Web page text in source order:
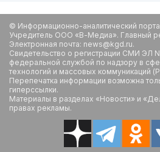
© Информационно-аналитический
Учредитель ООО «В-Медиа». Главный
Электронная почта: news@kgd.ru.
Свидетельство о регистрации СМИ ЭЛ
федеральной службой по надзору в
технологий и массовых коммуникаций
Перепечатка информации возможна
гиперссылки.
Материалы в разделах «Новости» и
правах рекламы.